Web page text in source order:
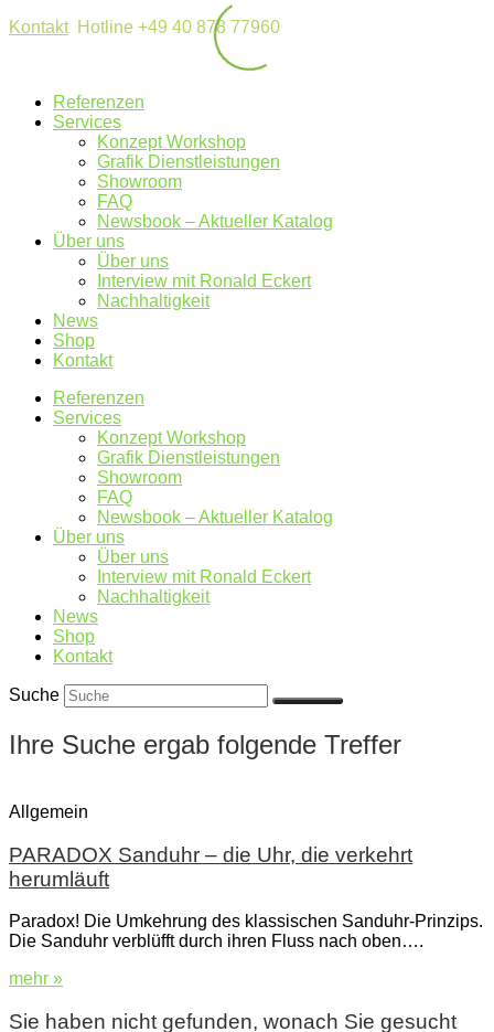
KontaktHotline +49 40 878 77960
Referenzen
Services
Konzept Workshop
Grafik Dienstleistungen
Showroom
FAQ
Newsbook – Aktueller Katalog
Über uns
Über uns
Interview mit Ronald Eckert
Nachhaltigkeit
News
Shop
Kontakt
Referenzen
Services
Konzept Workshop
Grafik Dienstleistungen
Showroom
FAQ
Newsbook – Aktueller Katalog
Über uns
Über uns
Interview mit Ronald Eckert
Nachhaltigkeit
News
Shop
Kontakt
Suche
Ihre Suche ergab folgende Treffer
Allgemein
PARADOX Sanduhr – die Uhr, die verkehrt
herumläuft
Paradox! Die Umkehrung des klassischen Sanduhr-Prinzips.
Die Sanduhr verblüfft durch ihren Fluss nach oben….
mehr »
Sie haben nicht gefunden, wonach Sie gesucht